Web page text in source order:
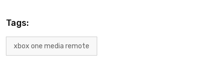
Tags:
xbox one media remote